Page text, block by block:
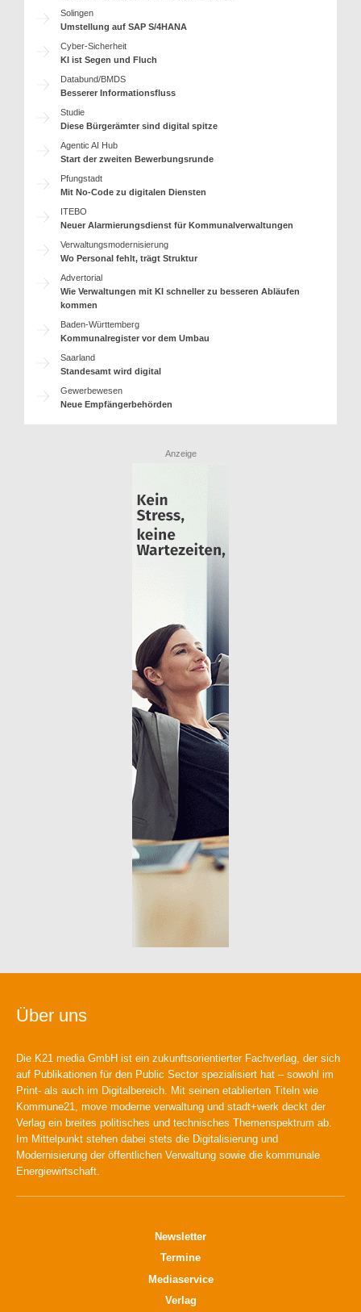
Solingen
Umstellung auf SAP S/4HANA
Cyber-Sicherheit
KI ist Segen und Fluch
Databund/BMDS
Besserer Informationsfluss
Studie
Diese Bürgerämter sind digital spitze
Agentic AI Hub
Start der zweiten Bewerbungsrunde
Pfungstadt
Mit No-Code zu digitalen Diensten
ITEBO
Neuer Alarmierungsdienst für Kommunalverwaltungen
Verwaltungsmodernisierung
Wo Personal fehlt, trägt Struktur
Advertorial
Wie Verwaltungen mit KI schneller zu besseren Abläufen
kommen
Baden-Württemberg
Kommunalregister vor dem Umbau
Saarland
Standesamt wird digital
Gewerbewesen
Neue Empfängerbehörden
Anzeige
Über uns
Die K21 media GmbH ist ein zukunftsorientierter Fachverlag, der sich
auf Publikationen für den Public Sector spezialisiert hat – sowohl im
Print- als auch im Digitalbereich. Mit seinen etablierten Titeln wie
Kommune21, move moderne verwaltung und stadt+werk deckt der
Verlag ein breites politisches und technisches Themenspektrum ab.
Im Mittelpunkt stehen dabei stets die Digitalisierung und
Modernisierung der öffentlichen Verwaltung sowie die kommunale
Energiewirtschaft.
Newsletter
Termine
Mediaservice
Verlag